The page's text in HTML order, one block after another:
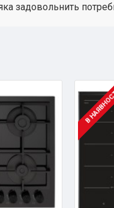
задовольнить
В